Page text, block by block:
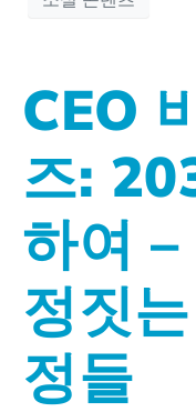
CEO
즈:
하여 –
정짓
정들